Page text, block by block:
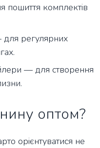
пошиття комплектів
для регулярних
— для створення
оптом?
орієнтуватися не